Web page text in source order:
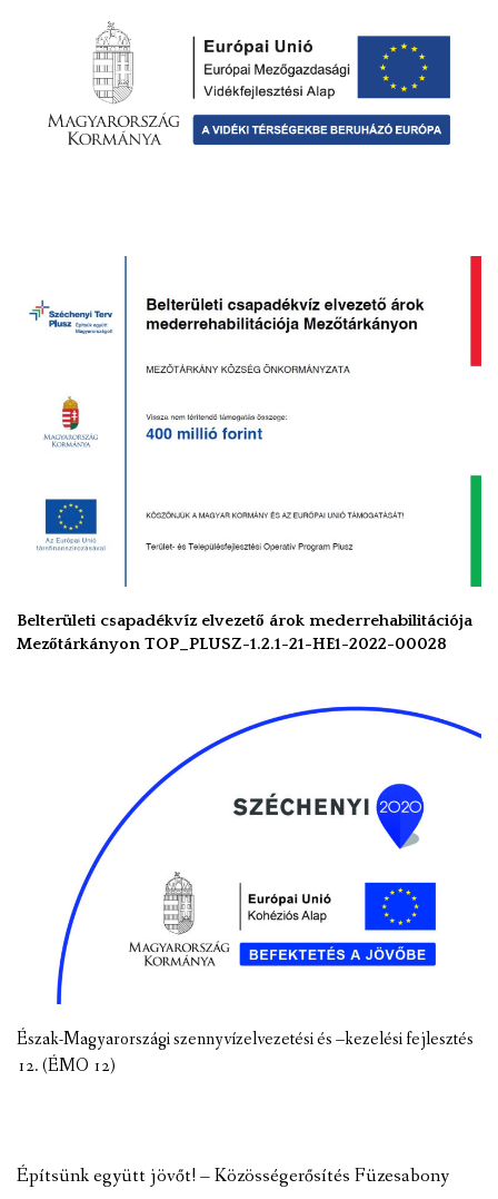
Belterületi csapadékvíz elvezető árok mederrehabilitációja
Mezőtárkányon TOP_PLUSZ-1.2.1-21-HE1-2022-00028
Észak-Magyarországi szennyvízelvezetési és –kezelési fejlesztés
12. (ÉMO 12)
Építsünk együtt jövőt! – Közösségerősítés Füzesabony